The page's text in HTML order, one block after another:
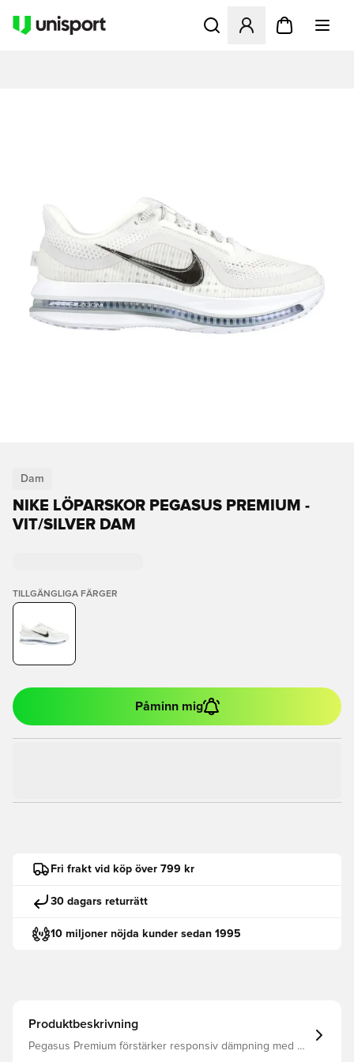
Öppnar en Modal för att
Dam
NIKE LÖPARSKOR PEGASUS PREMIUM -
VIT/SILVER DAM
TILLGÄNGLIGA FÄRGER
Påminn mig
Fri frakt vid köp över 799 kr
30 dagars returrätt
10 miljoner nöjda kunder sedan 1995
Produktbeskrivning
Pegasus Premium förstärker responsiv dämpning med en